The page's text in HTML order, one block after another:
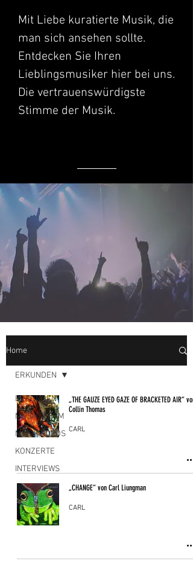
Mit Liebe kuratierte Musik, die
man sich ansehen sollte.
Entdecken Sie Ihren
Lieblingsmusiker hier bei uns.
Die vertrauenswürdigste
Stimme der Musik.
Home
ERKUNDEN
MUSIKALBUM
MUSIKVIDEOS
KONZERTE
INTERVIEWS
ERKUNDEN
„THE GAUZE EYED GAZE OF BRACKETED AIR“ von
Collin Thomas
CARL
„CHANGE“ von Carl Liungman
CARL